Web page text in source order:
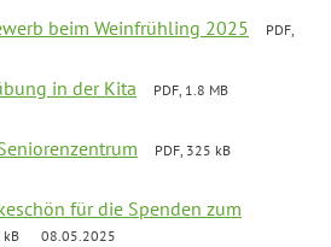
beim Weinfrühling 2025
PDF,
in der Kita
PDF, 1.8 MB
PDF, 325 kB
für die Spenden zum
kB 08.05.2025